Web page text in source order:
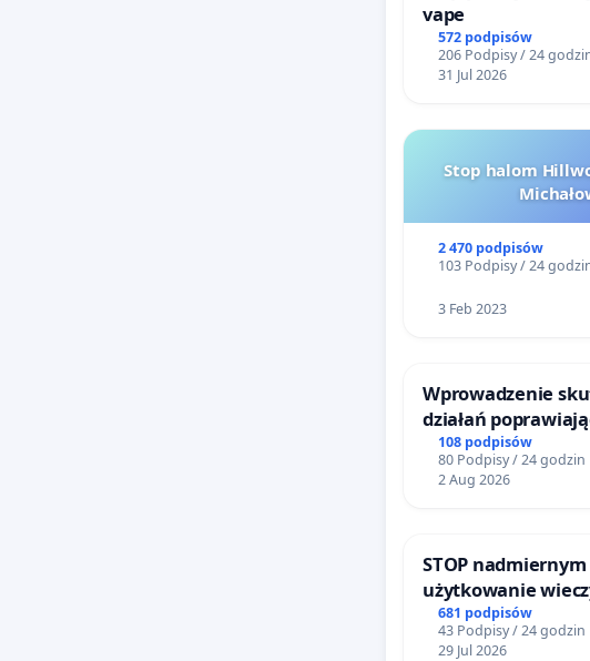
pełnowymiarowej
nie kolejne
Jako wrocławinki
wartości
wspólnej
Państwo po
odpowiedzialną
jego unikalny
Z wyrazami
mieszkańcy i
vape
572 podpisów
206 Podpisy / 24
31 Jul 2026
Stop halom
2 470 podpisów
103 Podpisy / 24
3 Feb 2023
Wprowadzenie
działań
bezpieczeństwo na
Żeromskiego w
108 podpisów
80 Podpisy / 24 godzin
2 Aug 2026
STOP nadmiernym
użytkowanie
zajmowanych
ogrody działkowe.
681 podpisów
43 Podpisy / 24 godzin
29 Jul 2026